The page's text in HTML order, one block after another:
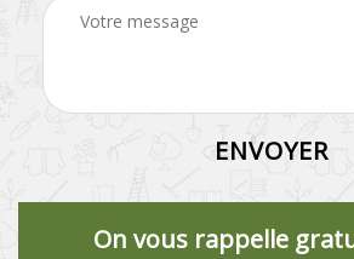
On vous rappelle